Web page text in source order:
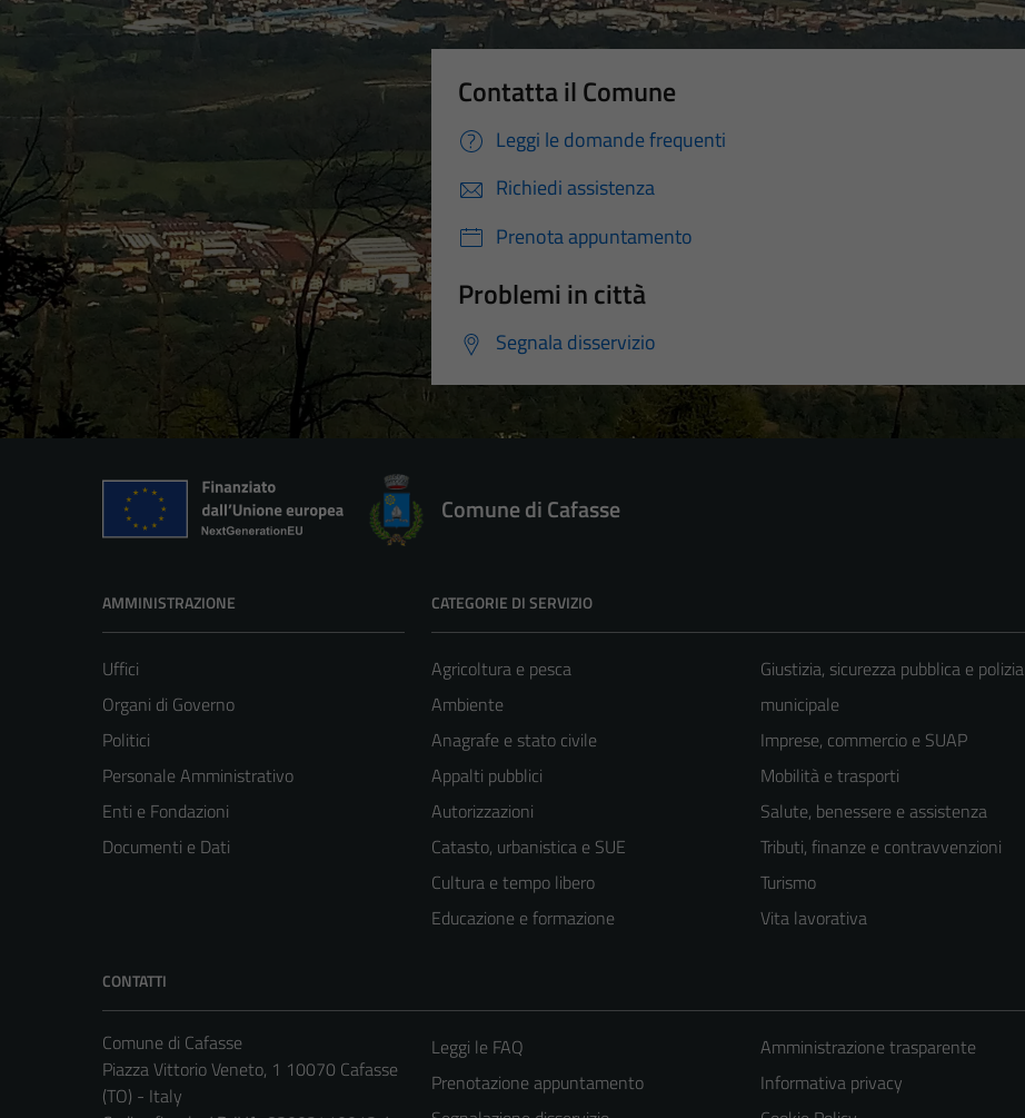
Contatta il Comune
Leggi le domande frequenti
Richiedi assistenza
Prenota appuntamento
Problemi in città
Segnala disservizio
Comune di Cafasse
AMMINISTRAZIONE
Uffici
Organi di Governo
Politici
Personale Amministrativo
Enti e Fondazioni
Documenti e Dati
CATEGORIE DI SERVIZIO
Agricoltura e pesca
Ambiente
Anagrafe e stato civile
Appalti pubblici
Autorizzazioni
Catasto, urbanistica e SUE
Cultura e tempo libero
Educazione e formazione
Giustizia, sicurezza pubblica e polizia
municipale
Imprese, commercio e SUAP
Mobilità e trasporti
Salute, benessere e assistenza
Tributi, finanze e contravvenzioni
Turismo
Vita lavorativa
CONTATTI
Comune di Cafasse
Piazza Vittorio Veneto, 1 10070 Cafasse
(TO) - Italy
Leggi le FAQ
Prenotazione appuntamento
Amministrazione trasparente
Informativa privacy